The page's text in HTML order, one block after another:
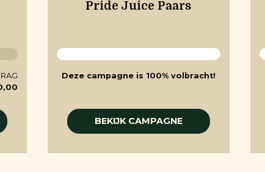
Pride Juice Paars
Deze campagne is 100% volbracht!
BEKIJK CAMPAGNE